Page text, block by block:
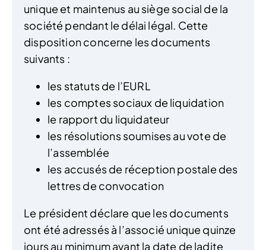
unique et maintenus au siège social de la
société pendant le délai légal. Cette
disposition concerne les documents
suivants :
les statuts de l’EURL
les comptes sociaux de liquidation
le rapport du liquidateur
les résolutions soumises au vote de
l’assemblée
les accusés de réception postale des
lettres de convocation
Le président déclare que les documents
ont été adressés à l’associé unique quinze
jours au minimum avant la date de ladite